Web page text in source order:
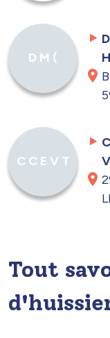
D M (
C C E V T
Tout